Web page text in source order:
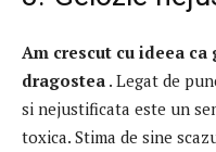
Am crescut cu ideea
dragostea . Legat de
si nejustificata este un
toxica. Stima de sine